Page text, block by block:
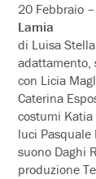
20 Febbraio
Lamia
di Luisa Stella
adattamento,
con Licia
Caterina
costumi Katia
luci Pasquale
suono Daghi
produzione